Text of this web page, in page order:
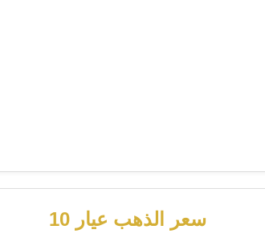
سعر الذهب عيار 10